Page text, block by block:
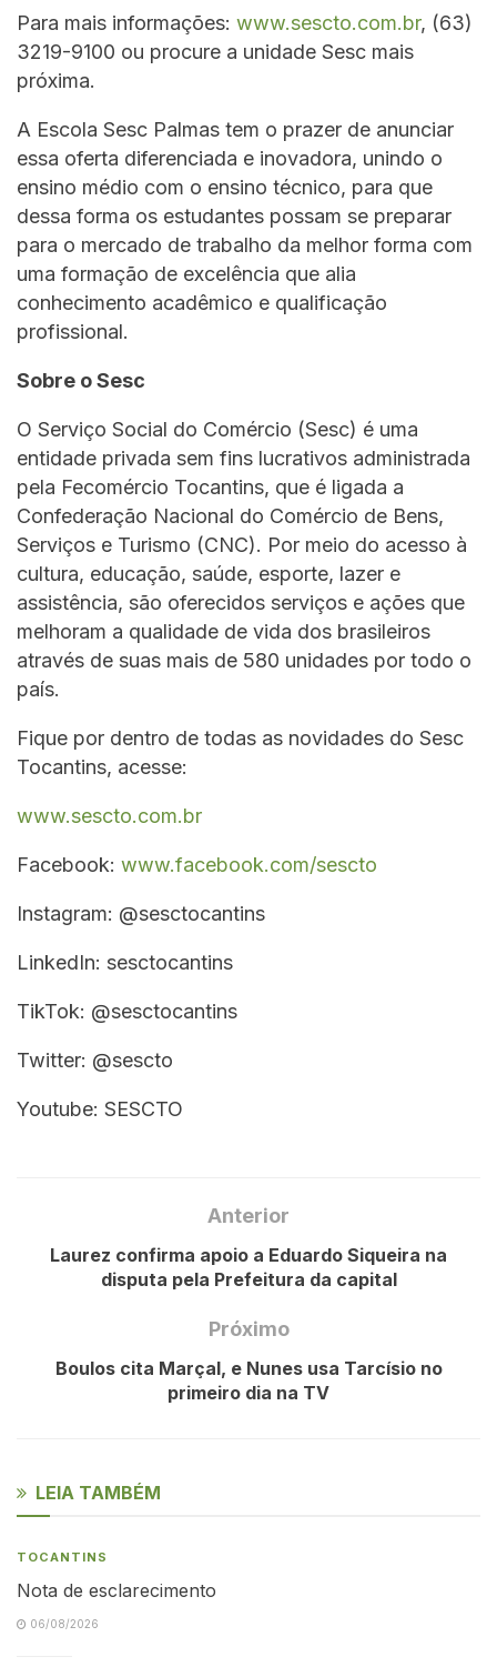
Para mais informações: www.sescto.com.br, (63)
3219-9100 ou procure a unidade Sesc mais
próxima.
A Escola Sesc Palmas tem o prazer de anunciar
essa oferta diferenciada e inovadora, unindo o
ensino médio com o ensino técnico, para que
dessa forma os estudantes possam se preparar
para o mercado de trabalho da melhor forma com
uma formação de excelência que alia
conhecimento acadêmico e qualificação
profissional.
Sobre o Sesc
O Serviço Social do Comércio (Sesc) é uma
entidade privada sem fins lucrativos administrada
pela Fecomércio Tocantins, que é ligada a
Confederação Nacional do Comércio de Bens,
Serviços e Turismo (CNC). Por meio do acesso à
cultura, educação, saúde, esporte, lazer e
assistência, são oferecidos serviços e ações que
melhoram a qualidade de vida dos brasileiros
através de suas mais de 580 unidades por todo o
país.
Fique por dentro de todas as novidades do Sesc
Tocantins, acesse:
www.sescto.com.br
Facebook: www.facebook.com/sescto
Instagram: @sesctocantins
LinkedIn: sesctocantins
TikTok: @sesctocantins
Twitter: @sescto
Youtube: SESCTO
Anterior
Laurez confirma apoio a Eduardo Siqueira na
disputa pela Prefeitura da capital
Próximo
Boulos cita Marçal, e Nunes usa Tarcísio no
primeiro dia na TV
LEIA TAMBÉM
TOCANTINS
Nota de esclarecimento
06/08/2026